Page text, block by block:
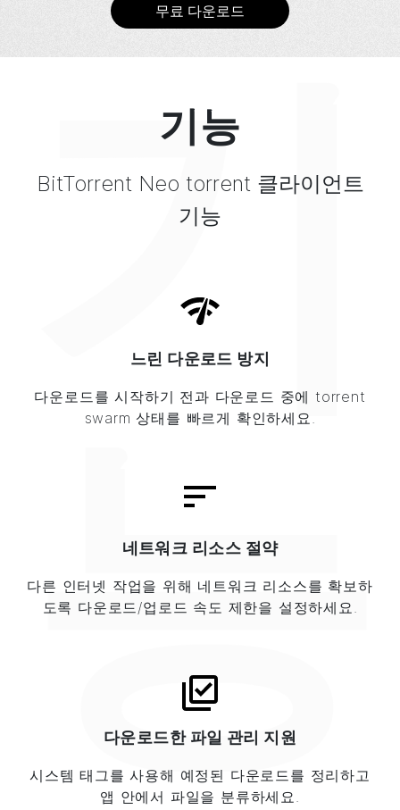
무료 다운로드
기
능
기능
BitTorrent Neo torrent 클라이언트
기능
느린 다운로드 방지
다운로드를 시작하기 전과 다운로드 중에 torrent
swarm 상태를 빠르게 확인하세요.
네트워크 리소스 절약
다른 인터넷 작업을 위해 네트워크 리소스를 확보하
도록 다운로드/업로드 속도 제한을 설정하세요.
다운로드한 파일 관리 지원
시스템 태그를 사용해 예정된 다운로드를 정리하고
앱 안에서 파일을 분류하세요.